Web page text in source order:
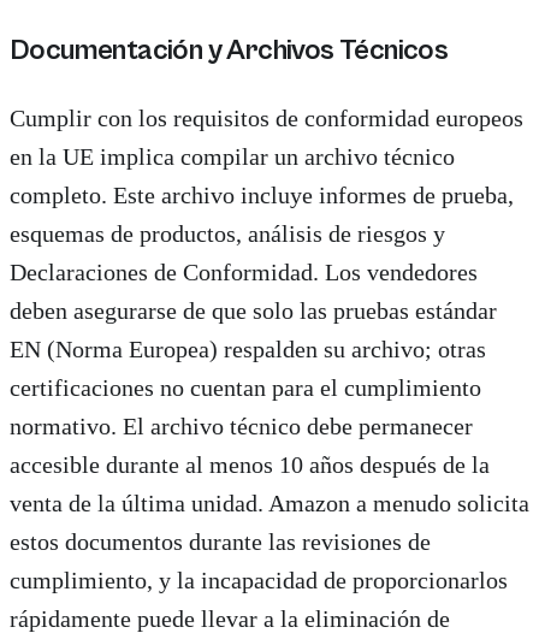
Documentación y Archivos Técnicos
Cumplir con los requisitos de conformidad europeos
en la UE implica compilar un archivo técnico
completo. Este archivo incluye informes de prueba,
esquemas de productos, análisis de riesgos y
Declaraciones de Conformidad. Los vendedores
deben asegurarse de que solo las pruebas estándar
EN (Norma Europea) respalden su archivo; otras
certificaciones no cuentan para el cumplimiento
normativo. El archivo técnico debe permanecer
accesible durante al menos 10 años después de la
venta de la última unidad. Amazon a menudo solicita
estos documentos durante las revisiones de
cumplimiento, y la incapacidad de proporcionarlos
rápidamente puede llevar a la eliminación de